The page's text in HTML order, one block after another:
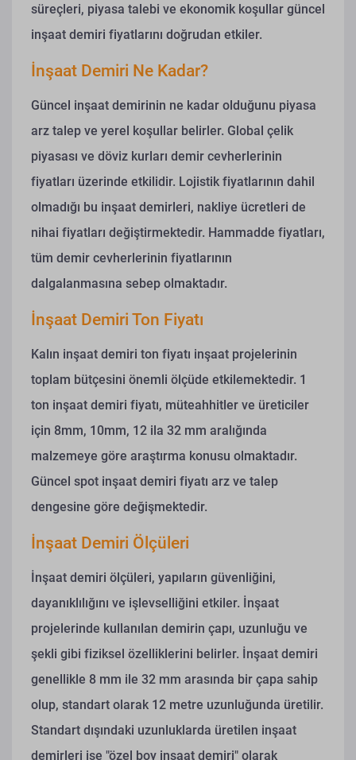
süreçleri, piyasa talebi ve ekonomik koşullar güncel
inşaat demiri fiyatlarını doğrudan etkiler.
İnşaat Demiri Ne Kadar?
Güncel inşaat demirinin ne kadar olduğunu piyasa
arz talep ve yerel koşullar belirler. Global çelik
piyasası ve döviz kurları demir cevherlerinin
fiyatları üzerinde etkilidir. Lojistik fiyatlarının dahil
olmadığı bu inşaat demirleri, nakliye ücretleri de
nihai fiyatları değiştirmektedir. Hammadde fiyatları,
tüm demir cevherlerinin fiyatlarının
dalgalanmasına sebep olmaktadır.
İnşaat Demiri Ton Fiyatı
Kalın inşaat demiri ton fiyatı inşaat projelerinin
toplam bütçesini önemli ölçüde etkilemektedir. 1
ton inşaat demiri fiyatı, müteahhitler ve üreticiler
için 8mm, 10mm, 12 ila 32 mm aralığında
malzemeye göre araştırma konusu olmaktadır.
Güncel spot inşaat demiri fiyatı arz ve talep
dengesine göre değişmektedir.
İnşaat Demiri Ölçüleri
İnşaat demiri ölçüleri, yapıların güvenliğini,
dayanıklılığını ve işlevselliğini etkiler. İnşaat
projelerinde kullanılan demirin çapı, uzunluğu ve
şekli gibi fiziksel özelliklerini belirler. İnşaat demiri
genellikle 8 mm ile 32 mm arasında bir çapa sahip
olup, standart olarak 12 metre uzunluğunda üretilir.
Standart dışındaki uzunluklarda üretilen inşaat
demirleri ise "özel boy inşaat demiri" olarak